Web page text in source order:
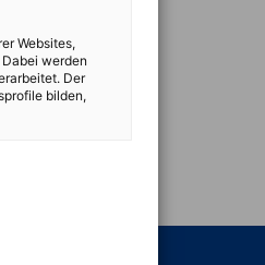
& Invest
Websites,
werden
Der
bilden,